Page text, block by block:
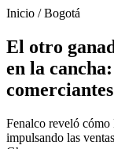
Inicio /Bogotá
El otro
en la
Fenalco reveló cómo
impulsando las